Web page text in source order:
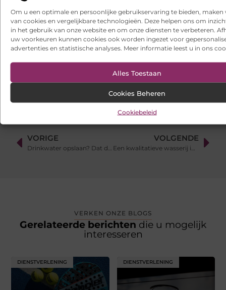
Om u een optimale en persoonlijke gebruikservaring te bieden, maken
van cookies en vergelijkbare technologieën. Deze helpen ons om
in het gebruik van onze website en om onze diensten te verbeteren.
uw voorkeuren kunnen cookies ook worden ingezet voor
advertenties en statistische analyses. Meer informatie leest u in ons
Alles Toestaan
Cookies Beheren
Cookiebeleid
Websites laten maken: wat u moet weten voordat u begint
Ontdek het gemak van online vlees bestellen
VORIGE
Drinkwater opslaan? Dat doe je met een watertank
VOLGENDE
Een kwalitatieve wasserij in Rotterdam vindt u hier
VERKEN ONZE BLOGS
Gerelateerde berichten die u mogelijk
interesseren
DIENSTVERLENING DIENSTVERLENING